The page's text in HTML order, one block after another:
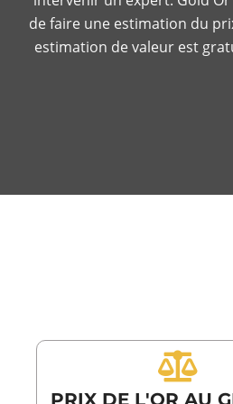
de faire une estimation du
estimation de valeur est
PRIX DE L'OR AU